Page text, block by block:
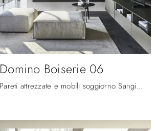
Domino Boiserie 06
Pareti attrezzate e mobili soggiorno Sangiacomo: clicca e scopri il modello Domino Boiserie 06 e potrai completare stanze moderne di ogni tipo.